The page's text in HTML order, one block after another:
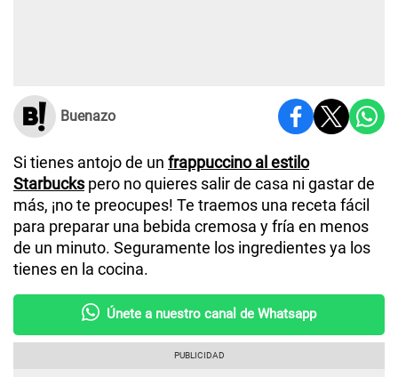
Buenazo
Si tienes antojo de un frappuccinoal estilo
Starbuckspero no quieres salir de casa ni gastar de
más, ¡no te preocupes! Te traemos una receta fácil
para preparar una bebida cremosa y fría en menos
de un minuto. Seguramente los ingredientes ya los
tienes en la cocina.
Únete a nuestro canal de Whatsapp